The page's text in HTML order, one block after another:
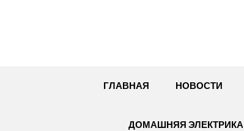
ГЛАВНАЯ НОВОСТИ
ДОМАШНЯЯ ЭЛЕКТРИКА